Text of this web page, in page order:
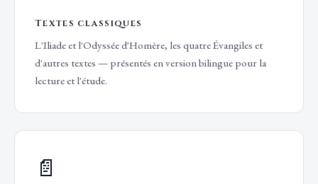
Textes classiques
L'Iliade et l'Odyssée d'Homère, les quatre Évangiles et
d'autres textes — présentés en version bilingue pour la
lecture et l'étude.
📄